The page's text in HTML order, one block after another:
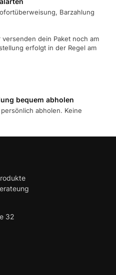
Barzahlung
dein Paket noch am
erfolgt in der Regel am
bequem abholen
abholen. Keine
32